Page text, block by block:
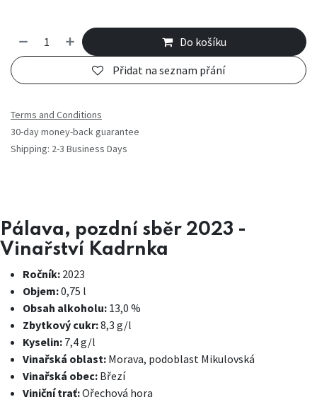
Do košíku
Přidat na seznam přání
Terms and Conditions
30-day money-back guarantee
Shipping: 2-3 Business Days
Pálava, pozdní sběr 2023 -
Vinařství Kadrnka
Ročník: 2023
Objem:0,75 l
Obsah alkoholu: 13,0 %
Zbytkový cukr:8,3 g/l
Kyselin: 7,4 g/l
Vinařská oblast: Morava, podoblast Mikulovská
Vinařská obec: Březí
Viniční trať:Ořechová hora